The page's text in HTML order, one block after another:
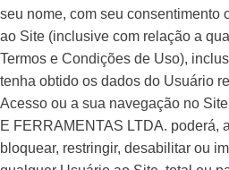
seu nome, com seu consentimento
ao Site (inclusive com relação a
Termos e Condições de Uso),
tenha obtido os dados do Usuário
Acesso ou a sua navegação no
E FERRAMENTAS LTDA. poderá,
bloquear, restringir, desabilitar ou